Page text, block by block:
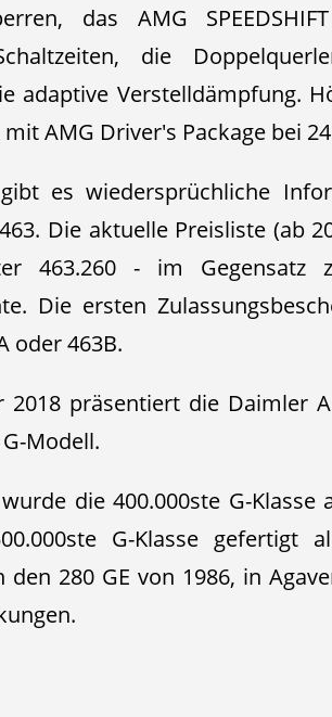
das AMG
die
adaptive Verstelldämpfung.
AMG Driver's Package bei
es wiedersprüchliche
Die aktuelle Preisliste (ab
463.260 - im Gegensatz
Die ersten
oder 463B.
2018 präsentiert die Daimler
Modell.
die 400.000ste G-
G-Klasse gefertigt
den 280 GE von 1986, in